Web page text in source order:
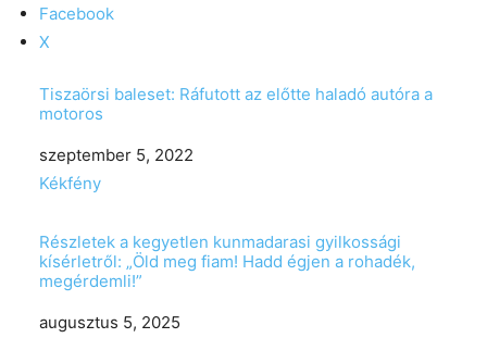
Facebook
X
Tiszaörsi baleset: Ráfutott az előtte haladó autóra a
motoros
Date
szeptember 5, 2022
In relation to
Kékfény
Részletek a kegyetlen kunmadarasi gyilkossági
kísérletről: „Öld meg fiam! Hadd égjen a rohadék,
megérdemli!”
Date
augusztus 5, 2025